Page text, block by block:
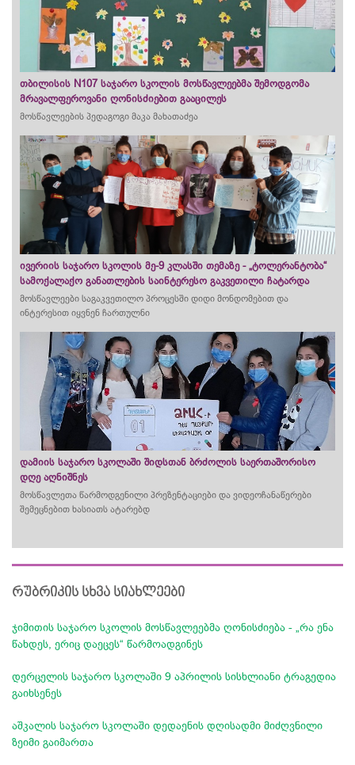
თბილისის N107 საჯარო სკოლის მოსწავლეებმა შემოდგომა
მრავალფეროვანი ღონისძიებით გააცილეს
მოსწავლეების პედაგოგი მაკა მახათაძეა
ივერიის საჯარო სკოლის მე-9 კლასში თემაზე - „ტოლერანტობა“
სამოქალაქო განათლების საინტერესო გაკვეთილი ჩატარდა
მოსწავლეები საგაკვეთილო პროცესში დიდი მონდომებით და
ინტერესით იყვნენ ჩართულნი
დამიის საჯარო სკოლაში შიდსთან ბრძოლის საერთაშორისო
დღე აღნიშნეს
მოსწავლეთა წარმოდგენილი პრეზენტაციები და ვიდეოჩანაწერები
შემეცნებით ხასიათს ატარებდ
რუბრიკის სხვა სიახლეები
ჯიმითის საჯარო სკოლის მოსწავლეებმა ღონისძიება - „რა ენა
წახდეს, ერიც დაეცეს“ წარმოადგინეს
დერცელის საჯარო სკოლაში 9 აპრილის სისხლიანი ტრაგედია
გაიხსენეს
აშკალის საჯარო სკოლაში დედაენის დღისადმი მიძღვნილი
ზეიმი გაიმართა